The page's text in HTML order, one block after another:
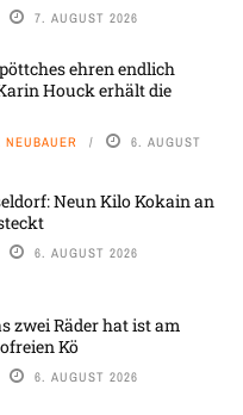
7. AUGUST 2026
ehren endlich
Houck erhält die
6. AUGUST
Neun Kilo Kokain an
6. AUGUST 2026
zwei Räder hat ist am
Kö
6. AUGUST 2026